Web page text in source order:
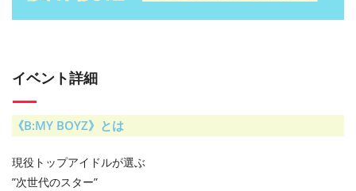
イベント詳細
《B:MY BOYZ》とは
現役トップアイドルが選ぶ
”次世代のスター”